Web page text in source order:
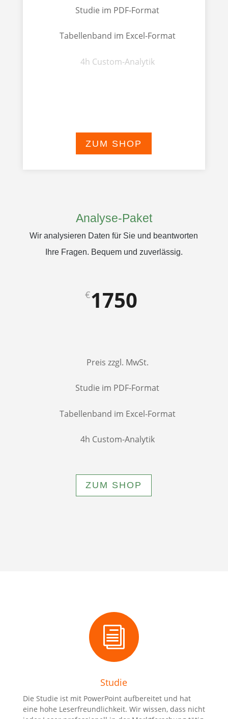
Studie im PDF-Format
Tabellenband im Excel-Format
4h Custom-Analytik
ZUM SHOP
Analyse-Paket
Wir analysieren Daten für Sie und beantworten
Ihre Fragen. Bequem und zuverlässig.
€1750
Preis zzgl. MwSt.
Studie im PDF-Format
Tabellenband im Excel-Format
4h Custom-Analytik
ZUM SHOP
i
Studie
Die Studie ist mit PowerPoint aufbereitet und hat
eine hohe Leserfreundlichkeit. Wir wissen, dass nicht